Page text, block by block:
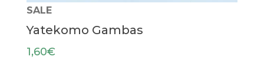
SALE
Yatekomo Gambas
1,60€